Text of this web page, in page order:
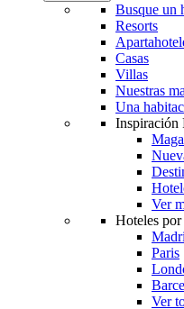
Busque un
Resorts
Casas
Villas
Nuestras
Una
Inspiración
Ver
Hoteles
Paris
Ver